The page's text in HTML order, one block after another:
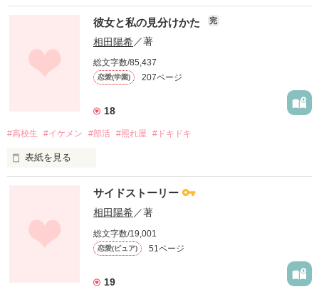
作品を読む
珀の嫁となる証を…
作品を読む
道を聞かれたり、頼まれごとをされたり、昔からよく知らない
人から声をかけられた。
お人好しで嫌と言えない性格をいまほど後悔したことはない。
小谷朋葉（こたにともは）28歳
株式会社SAkOTAリゾート副社長
「お見合いの時だけ恋人のふりをする約束でしたよね？」
「…そのつもりだったんだか…。
状況が変わった。このまま俺と結婚して妻のふりをしてく
「はぁ！？何言ってるの！？そんなことできるわけないでし
彼女と私の見分けかた 完
相田陽希／著
総文字数/85,437
恋愛(学園) 207ページ
18
#高校生 #イケメン #部活 #照れ屋 #ドキドキ
表紙を見る
「…なぁ、藤咲ってここホクロなんてあったっけ？｣
「っ！｣
サイドストーリー
相田陽希／著
総文字数/19,001
恋愛(ピュア) 51ページ
19